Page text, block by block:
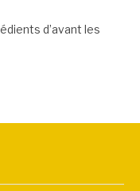
d’avant les